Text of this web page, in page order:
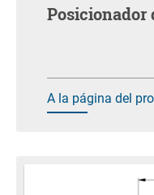
Posicionador
A la página del